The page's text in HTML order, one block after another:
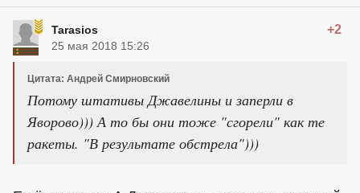
Tarasios +2
25 мая 2018 15:26
Цитата: Андрей Смирновский
Потому штативы Джавелины и заперли в
Яворово))) А то бы они тоже "сгорели" как те
ракеты. "В результате обстрела")))